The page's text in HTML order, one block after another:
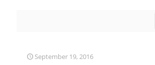
September 19, 2016